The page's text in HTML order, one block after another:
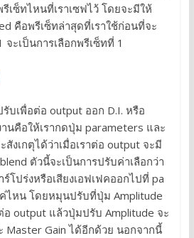
เซ็ทไหนที่เราเซฟไว้ โดยจะมีให้
คือพรีเซ็ทล่าสุดที่เราใช้ก่อนที่จะ
ะเป็นการเลือกพรีเซ็ทที่ 1
บเพื่อต่อ output ออก D.I. หรือ
นคือให้เรากดปุ่ม parameters และ
งเกตุได้ว่าเมื่อเราต่อ output จะมี
ตัวนี้จะเป็นการปรับค่าเลือกว่า
ร์โปร่งหรือเสียงเอฟเฟคออกไปที่ pa
ไหน โดยหมุนปรับที่ปุ่ม Amplitude
อ output แล้วปุ่มปรับ Amplitude จะ
Master Gain ได้อีกด้วย นอกจากนี้